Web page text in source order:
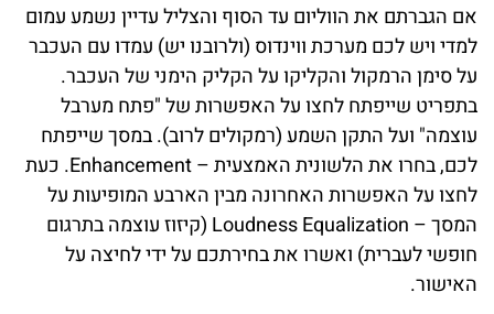
אם הגברתם את הווליום עד הסוף והצליל עדיין נשמע עמום
למדי ויש לכם מערכת ווינדוס (ולרובנו יש) עמדו עם העכבר
על סימן הרמקול והקליקו על הקליק הימני של העכבר.
בתפריט שייפתח לחצו על האפשרות של "פתח מערבל
עוצמה" ועל התקן השמע (רמקולים לרוב). במסך שייפתח
לכם, בחרו את הלשונית האמצעית – Enhancement. כעת
לחצו על האפשרות האחרונה מבין הארבע המופיעות על
המסך – Loudness Equalization (קיזוז עוצמה בתרגום
חופשי לעברית) ואשרו את בחירתכם על ידי לחיצה על
האישור.